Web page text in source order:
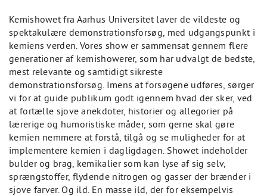
Kemishowet fra Aarhus Universitet laver de vildeste og
spektakulære demonstrationsforsøg, med udgangspunkt i
kemiens verden. Vores show er sammensat gennem flere
generationer af kemishowerer, som har udvalgt de bedste,
mest relevante og samtidigt sikreste
demonstrationsforsøg. Imens at forsøgene udføres, sørger
vi for at guide publikum godt igennem hvad der sker, ved
at fortælle sjove anekdoter, historier og allegorier på
lærerige og humoristiske måder, som gerne skal gøre
kemien nemmere at forstå, tilgå og se muligheder for at
implementere kemien i dagligdagen. Showet indeholder
bulder og brag, kemikalier som kan lyse af sig selv,
sprængstoffer, flydende nitrogen og gasser der brænder i
sjove farver. Og ild. En masse ild, der for eksempelvis